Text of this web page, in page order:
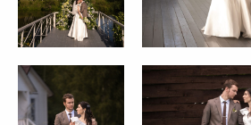
ПЛОЩАДКИ